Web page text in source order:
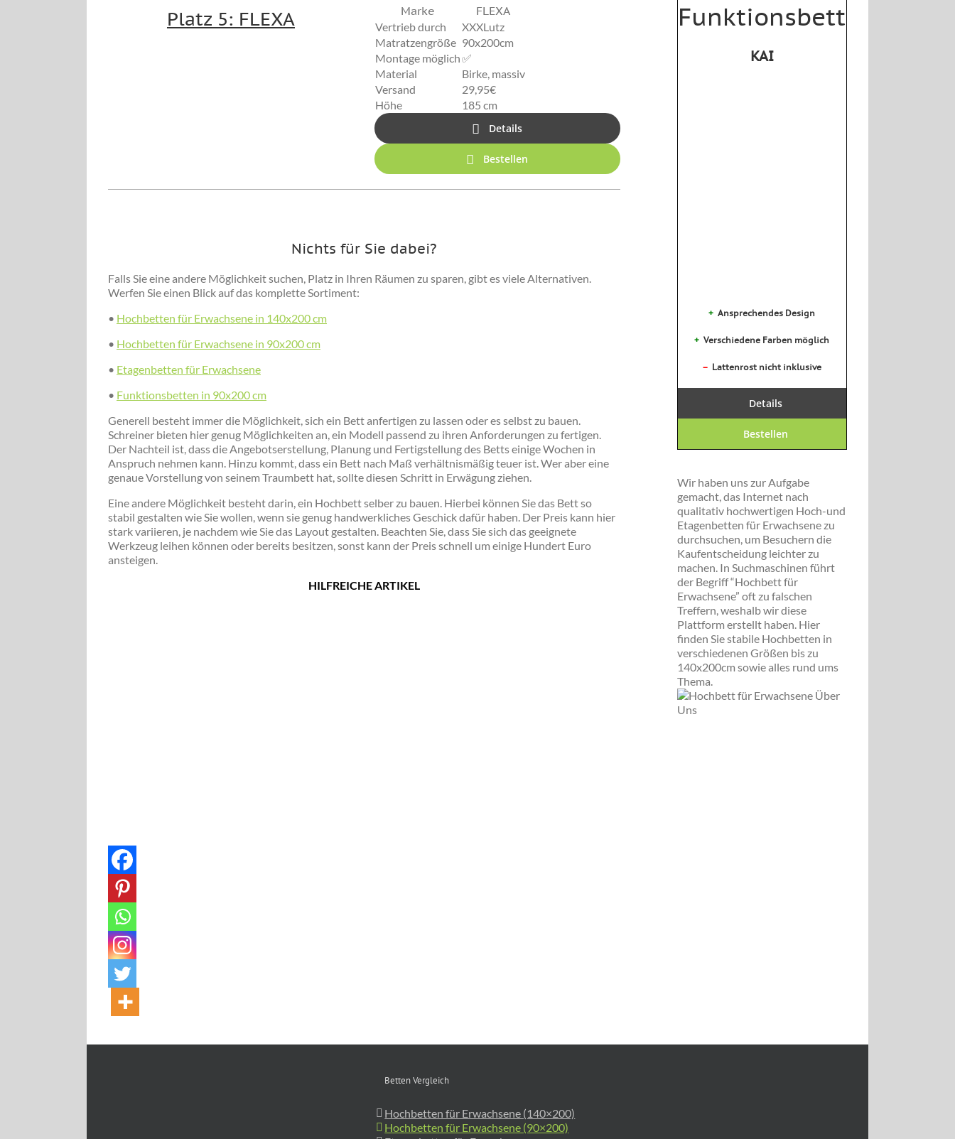
Platz 5: FLEXA Marke FLEXA
Vertrieb durch
XXXLutz
Matratzengröße 90x200cm
Montage möglich✅
Material
Birke, massiv
Versand
29,95€
Höhe
185 cm
Details
Bestellen
Nichts für Sie dabei?
Falls Sie eine andere Möglichkeit suchen, Platz in Ihren Räumen zu sparen, gibt es viele Alternativen.
Werfen Sie einen Blick auf das komplette Sortiment:
• Hochbetten für Erwachsene in 140x200 cm
• Hochbetten für Erwachsene in 90x200 cm
• Etagenbetten für Erwachsene
• Funktionsbetten in 90x200 cm
Generell besteht immer die Möglichkeit, sich ein Bett anfertigen zu lassen oder es selbst zu bauen.
Schreiner bieten hier genug Möglichkeiten an, ein Modell passend zu ihren Anforderungen zu fertigen.
Der Nachteil ist, dass die Angebotserstellung, Planung und Fertigstellung des Betts einige Wochen in
Anspruch nehmen kann. Hinzu kommt, dass ein Bett nach Maß verhältnismäßig teuer ist. Wer aber eine
genaue Vorstellung von seinem Traumbett hat, sollte diesen Schritt in Erwägung ziehen.
Eine andere Möglichkeit besteht darin, ein Hochbett selber zu bauen. Hierbei können Sie das Bett so
stabil gestalten wie Sie wollen, wenn sie genug handwerkliches Geschick dafür haben. Der Preis kann hier
stark variieren, je nachdem wie Sie das Layout gestalten. Beachten Sie, dass Sie sich das geeignete
Werkzeug leihen können oder bereits besitzen, sonst kann der Preis schnell um einige Hundert Euro
ansteigen.
HILFREICHE ARTIKEL
Funktionsbett
KAI
+ Ansprechendes Design
+ Verschiedene Farben möglich
– Lattenrost nicht inklusive
Details
Bestellen
Wir haben uns zur Aufgabe
gemacht, das Internet nach
qualitativ hochwertigen Hoch-und
Etagenbetten für Erwachsene zu
durchsuchen, um Besuchern die
Kaufentscheidung leichter zu
machen. In Suchmaschinen führt
der Begriff “Hochbett für
Erwachsene” oft zu falschen
Treffern, weshalb wir diese
Plattform erstellt haben. Hier
finden Sie stabile Hochbetten in
verschiedenen Größen bis zu
140x200cm sowie alles rund ums
Thema.
Betten Vergleich
Hochbetten für Erwachsene (140×200)
Hochbetten für Erwachsene (90×200)